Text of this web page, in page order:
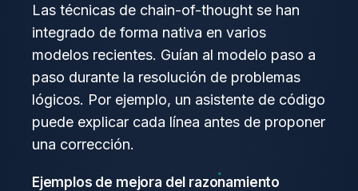
Las técnicas de chain-of-thought se han
integrado de forma nativa en varios
modelos recientes. Guían al modelo paso a
paso durante la resolución de problemas
lógicos. Por ejemplo, un asistente de código
puede explicar cada línea antes de proponer
una corrección.
Ejemplos de mejora del razonamiento